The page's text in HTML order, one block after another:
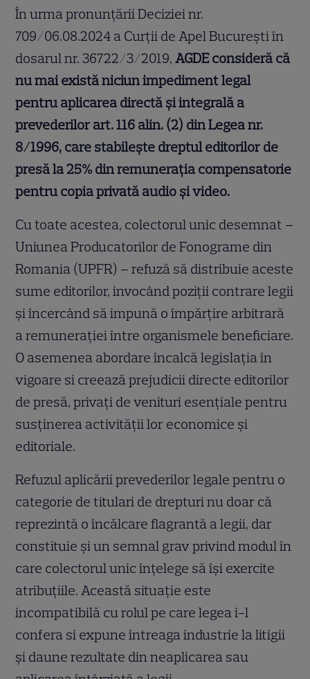
În urma pronunțării Deciziei nr.
709/06.08.2024 a Curții de Apel București în
dosarul nr. 36722/3/2019,AGDE consideră că
nu mai există niciun impediment legal
pentru aplicarea directă și integrală a
prevederilor art. 116 alin. (2) din Legea nr.
8/1996, care stabilește dreptul editorilor de
presă la 25% din remunerația compensatorie
pentru copia privată audio și video.
Cu toate acestea, colectorul unic desemnat –
Uniunea Producatorilor de Fonograme din
Romania (UPFR) – refuză să distribuie aceste
sume editorilor, invocând poziții contrare legii
și încercând să impună o împărțire arbitrară
a remunerației între organismele beneficiare.
O asemenea abordare încalcă legislația în
vigoare si creează prejudicii directe editorilor
de presă, privați de venituri esențiale pentru
susținerea activității lor economice și
editoriale.
Refuzul aplicării prevederilor legale pentru o
categorie de titulari de drepturi nu doar că
reprezintă o încălcare flagrantă a legii, dar
constituie și un semnal grav privind modul în
care colectorul unic înțelege să își exercite
atribuțiile. Această situație este
incompatibilă cu rolul pe care legea i-l
confera si expune întreaga industrie la litigii
și daune rezultate din neaplicarea sau